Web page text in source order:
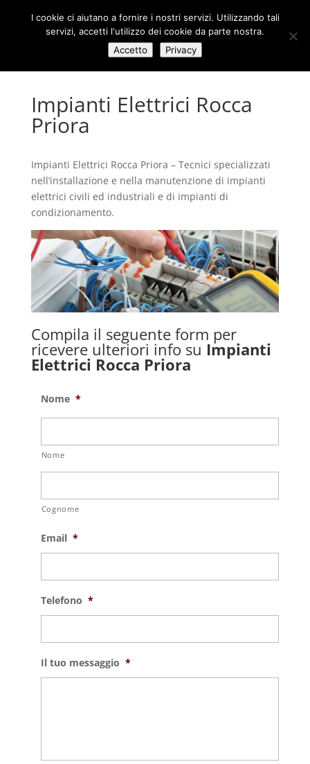
Impianti Elettrici Rocca
Priora
Impianti Elettrici Rocca Priora – Tecnici specializzati
nell’installazione e nella manutenzione di impianti
elettrici civili ed industriali e di impianti di
condizionamento.
Compila il seguente form per
ricevere ulteriori info su Impianti
Elettrici Rocca Priora
Nome *
Nome
Cognome
Email *
Telefono *
Il tuo messaggio *
I cookie ci aiutano a fornire i nostri servizi. Utilizzando tali
servizi, accetti l'utilizzo dei cookie da parte nostra.
Accetto
Privacy